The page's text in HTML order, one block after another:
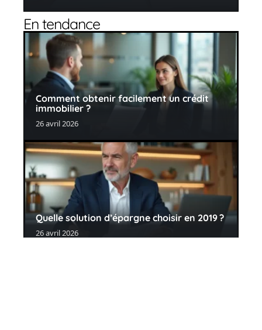
En tendance
Comment obtenir facilement un crédit
immobilier ?
26 avril 2026
Quelle solution d’épargne choisir en 2019 ?
26 avril 2026